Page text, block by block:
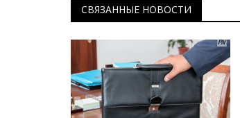
СВЯЗАННЫЕ НОВОСТИ